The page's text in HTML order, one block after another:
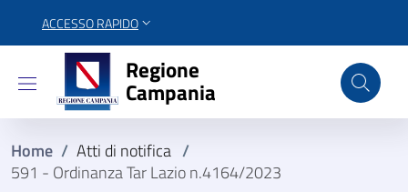
ACCESSO RAPIDO
Regione Campania
Regione
Campania
Home / Atti di notifica /
591 - Ordinanza Tar Lazio n.4164/2023